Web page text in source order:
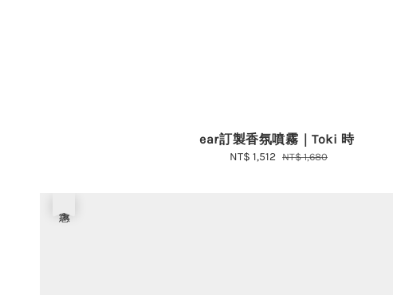
ear訂製香氛噴霧｜Toki 時
Sale
NT$ 1,512 Regular
NT$ 1,680